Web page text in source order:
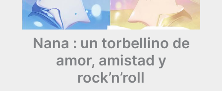
Nana : un torbellino de
amor, amistad y
rock’n’roll